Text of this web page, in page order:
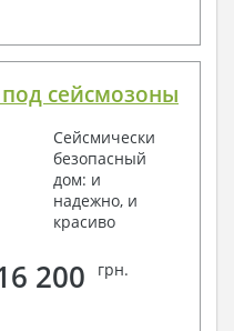
сейсмозоны
Сейсмически
безопасный
дом: и
надежно, и
красиво
200 грн.